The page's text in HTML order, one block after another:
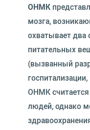
ОНМК
мозга,
охватывает два
питательных
(вызванный
ОНМК
людей, однако